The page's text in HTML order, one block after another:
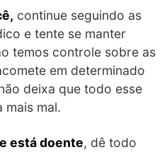
continue seguindo as
e tente se manter
temos controle sobre as
em determinado
deixa que todo esse
mais mal.
está doente, dê todo